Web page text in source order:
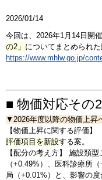
2026/01/14
今回は、2026年1月14日開
の2」 についてまとめられ
https://www.mhlw.go.jp/
■ 物価対応その2
▼2026年度以降の物価上昇
【物価上昇に関する評価
評価項目を新設する案。
【配分の考え方】
施設類型
（+0.49%）、医科診療所
局（+0.01%）と、影響の度